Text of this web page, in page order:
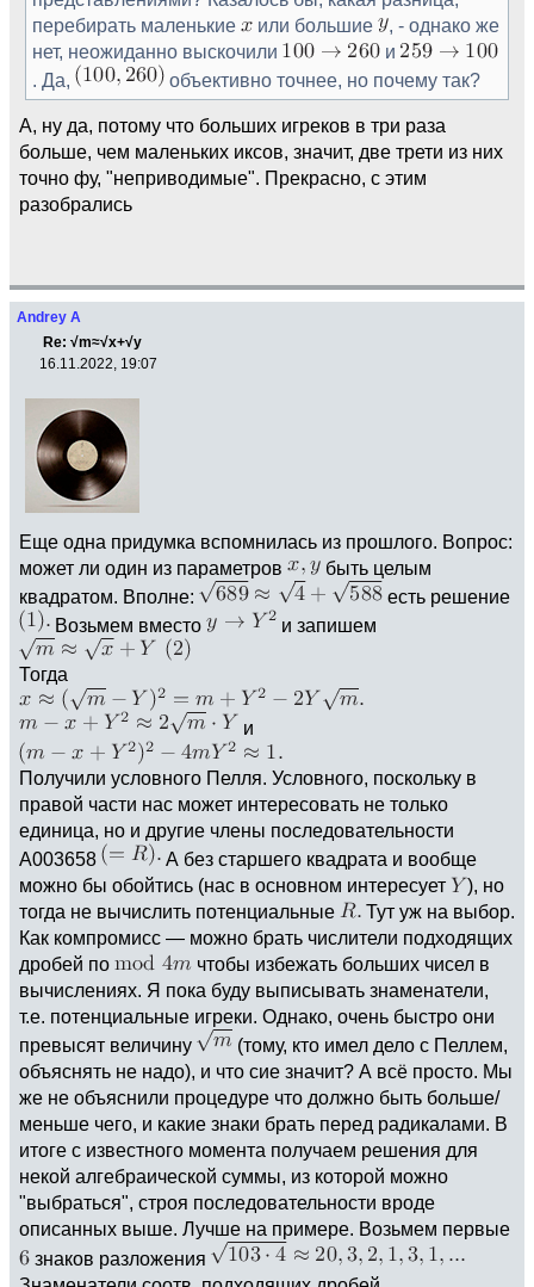
перебирать маленькие
или большие
, - однако же
нет, неожиданно выскочили
и
. Да,
объективно точнее, но почему так?
А, ну да, потому что больших игреков в три раза
больше, чем маленьких иксов, значит, две трети из них
точно фу, "неприводимые". Прекрасно, с этим
разобрались
Andrey A
Re: √m≈√x+√y
16.11.2022, 19:07
Еще одна придумка вспомнилась из прошлого. Вопрос:
может ли один из параметров
быть целым
квадратом. Вполне:
есть решение
Возьмем вместо
и запишем
Тогда
и
Получили условного Пелля. Условного, поскольку в
правой части нас может интересовать не только
единица, но и другие члены последовательности
A003658
А без старшего квадрата и вообще
можно бы обойтись (нас в основном интересует
), но
тогда не вычислить потенциальные
Тут уж на выбор.
Как компромисс — можно брать числители подходящих
дробей по
чтобы избежать больших чисел в
вычислениях. Я пока буду выписывать знаменатели,
т.е. потенциальные игреки. Однако, очень быстро они
превысят величину
(тому, кто имел дело с Пеллем,
объяснять не надо), и что сие значит? А всё просто. Мы
же не объяснили процедуре что должно быть больше/
меньше чего, и какие знаки брать перед радикалами. В
итоге с известного момента получаем решения для
некой алгебраической суммы, из которой можно
"выбраться", строя последовательности вроде
описанных выше. Лучше на примере. Возьмем первые
знаков разложения